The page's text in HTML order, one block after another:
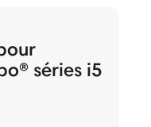
séries i5